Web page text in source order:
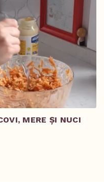
MERE ȘI NUCI